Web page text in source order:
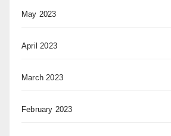
May 2023
April 2023
March 2023
February 2023